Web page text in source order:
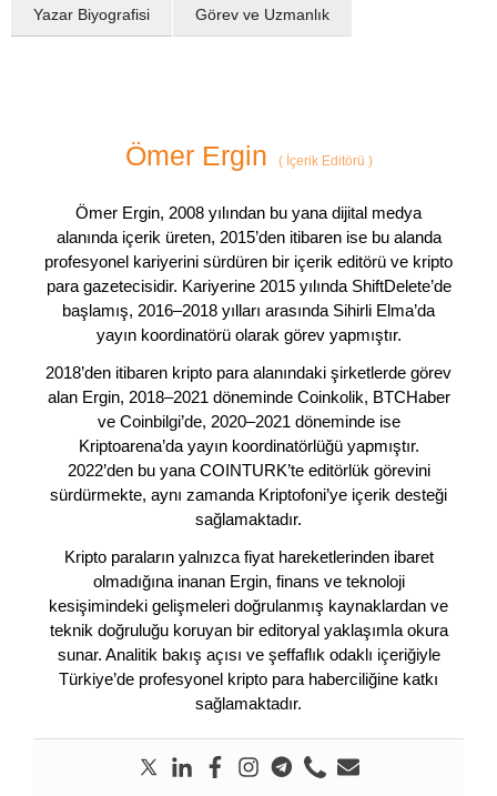
Yazar Biyografisi Görev ve Uzmanlık
Ömer Ergin (İçerik Editörü )
Ömer Ergin, 2008 yılından bu yana dijital medya
alanında içerik üreten, 2015’den itibaren ise bu alanda
profesyonel kariyerini sürdüren bir içerik editörü ve kripto
para gazetecisidir. Kariyerine 2015 yılında ShiftDelete’de
başlamış, 2016–2018 yılları arasında Sihirli Elma’da
yayın koordinatörü olarak görev yapmıştır.
2018’den itibaren kripto para alanındaki şirketlerde görev
alan Ergin, 2018–2021 döneminde Coinkolik, BTCHaber
ve Coinbilgi’de, 2020–2021 döneminde ise
Kriptoarena’da yayın koordinatörlüğü yapmıştır.
2022’den bu yana COINTURK’te editörlük görevini
sürdürmekte, aynı zamanda Kriptofoni’ye içerik desteği
sağlamaktadır.
Kripto paraların yalnızca fiyat hareketlerinden ibaret
olmadığına inanan Ergin, finans ve teknoloji
kesişimindeki gelişmeleri doğrulanmış kaynaklardan ve
teknik doğruluğu koruyan bir editoryal yaklaşımla okura
sunar. Analitik bakış açısı ve şeffaflık odaklı içeriğiyle
Türkiye’de profesyonel kripto para haberciliğine katkı
sağlamaktadır.